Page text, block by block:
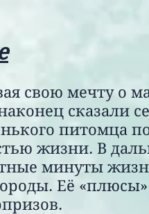
свою мечту о
сказали
питомца
жизни. В
минуты
Её